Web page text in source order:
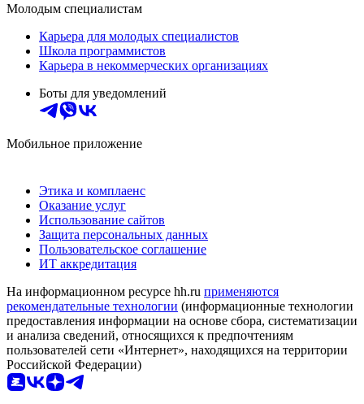
Молодым специалистам
Карьера для молодых специалистов
Школа программистов
Карьера в некоммерческих организациях
Боты для уведомлений
Мобильное приложение
Этика и комплаенс
Оказание услуг
Использование сайтов
Защита персональных данных
Пользовательское соглашение
ИТ аккредитация
На информационном ресурсе hh.ru применяются
рекомендательные технологии (информационные технологии
предоставления информации на основе сбора, систематизации
и анализа сведений, относящихся к предпочтениям
пользователей сети «Интернет», находящихся на территории
Российской Федерации)